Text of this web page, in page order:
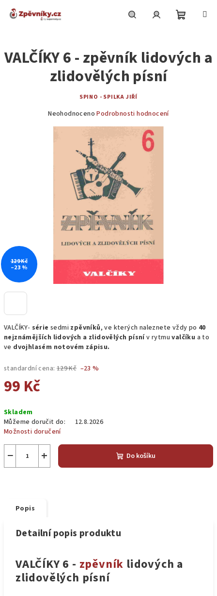
košík
VALČÍKY- série sedmi zpěvníků, ve kterých naleznete vždy po 40
nejznámějších lidových a zlidovělých písnív rytmuvalčíku a to
ve dvojhlasém notovém zápisu.
standardní cena: 129 Kč –23 %
99 Kč
cena:
Skladem
Můžeme doručit do:
12.8.2026
Možnosti doručení
+
− Do košíku
VALČÍKY 6 - zpěvník lidových a
zlidovělých písní
SPINO - SPILKA JIŘÍ
Průměrné
hvězdiček.
Neohodnoceno Podrobnosti hodnocení
129 Kč
–23 %
Popis
Detailní popis produktu
VALČÍKY 6 - zpěvník lidových a
zlidovělých písní